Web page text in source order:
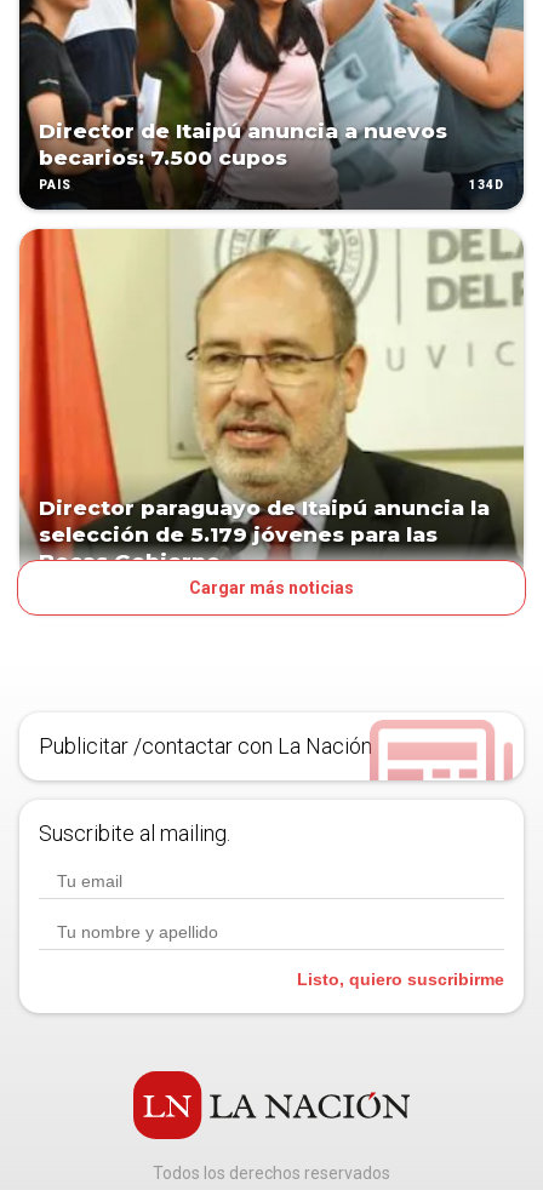
Director de Itaipú anuncia a nuevos
becarios: 7.500 cupos
PAÍS 134D
Director paraguayo de Itaipú anuncia la
selección de 5.179 jóvenes para las
Becas Gobierno
Cargar más noticias
Publicitar /contactar con La Nación
Suscribite al mailing.
Listo, quiero suscribirme
Todos los derechos reservados